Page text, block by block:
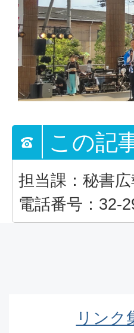
この記
担当課：秘書
電話番号：32-
リンク